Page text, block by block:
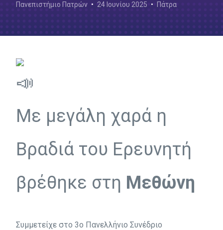
Πανεπιστήμιο Πατρών 24 Ιουνίου 2025 Πάτρα
Με μεγάλη χαρά η
Βραδιά του Ερευνητή
βρέθηκε στη Μεθώνη
Συμμετείχε στο 3ο Πανελλήνιο Συνέδριο
Ελληνικά